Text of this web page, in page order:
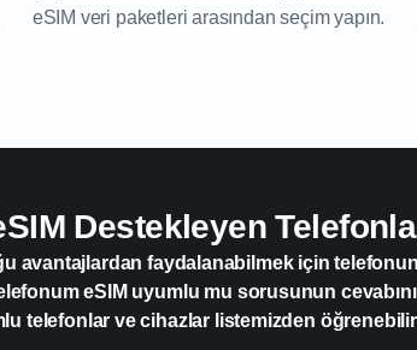
eSIM veri paketleri arasından seçim yapın.
Destekleyen
avantajlardan faydalanabilmek için
eSIM uyumlu mu sorusunun
telefonlar ve cihazlar listemizden